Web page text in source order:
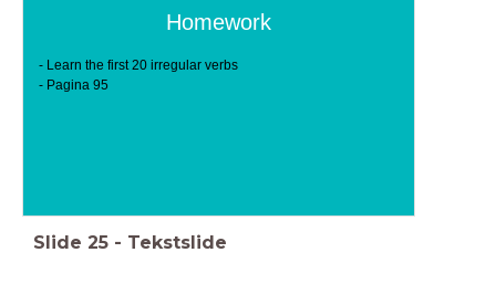
Homework
- Learn the first 20 irregular verbs
- Pagina 95
Slide 25 - Tekstslide